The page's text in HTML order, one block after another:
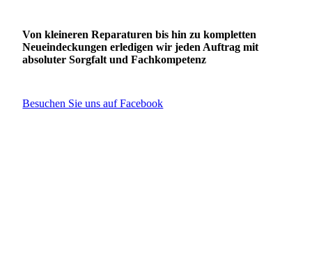
Von kleineren Reparaturen bis hin zu kompletten
Neueindeckungen erledigen wir jeden Auftrag mit
absoluter Sorgfalt und Fachkompetenz
Besuchen Sie uns auf Facebook